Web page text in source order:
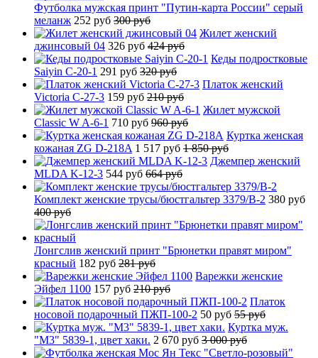
Футболка мужская принт "Путин-карта России" серый
меланж 252 руб 300 руб
Жилет женский
джинсовый 04 326 руб 424 руб
Кеды подростковые
Saiyin C-20-1 291 руб 320 руб
Платок женский
Victoria C-27-3 159 руб 210 руб
Жилет мужской
Classic W A-6-1 710 руб 960 руб
Куртка женская
кожаная ZG D-218A 1 517 руб 1 850 руб
Джемпер женский
MLDA K-12-3 544 руб 664 руб
Комплект женские трусы/бюстгальтер 3379/B-2 380 руб
400 руб
Лонгслив женский принт "Брюнетки правят миром"
красный 182 руб 281 руб
Варежки женские
Эйфел 1100 157 руб 210 руб
Платок
носовой подарочный ПЖП-100-2 50 руб 55 руб
Куртка муж.
"М3" 5839-1, цвет хаки. 2 670 руб 3 000 руб